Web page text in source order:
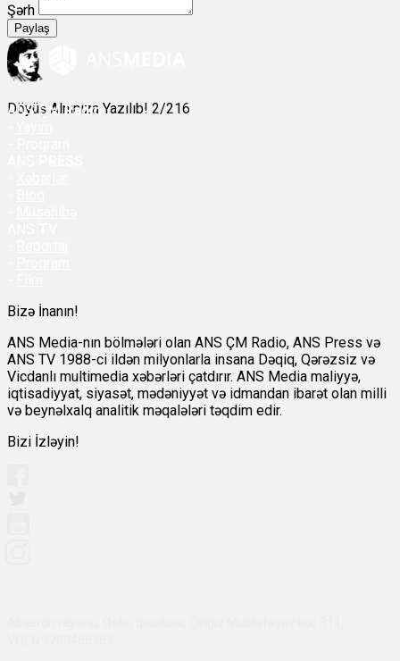
Şərh
Paylaş
Döyüş Alnınıza Yazılıb! 2/216
ANSÇM Radio
Bizə İnanın!
ANS Media-nın bölmələri olan ANS ÇM Radio, ANS Press və
ANS TV 1988-ci ildən milyonlarla insana Dəqiq, Qərəzsiz və
Vicdanlı multimedia xəbərləri çatdırır. ANS Media maliyyə,
iqtisadiyyat, siyasət, mədəniyyət və idmandan ibarət olan milli
və beynəlxalq analitik məqalələri təqdim edir.
Bizi İzləyin!